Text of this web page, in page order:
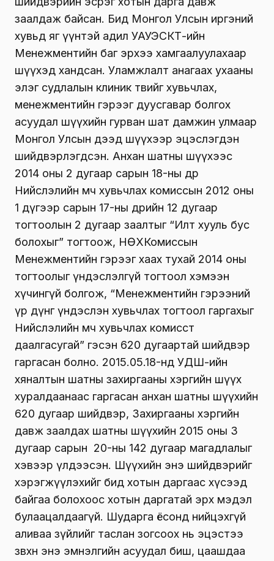
заалдаж байсан. Бид Монгол Улсын иргэний
хувьд яг үүнтэй адил УАУЭСКТ-ийн
Менежментийн баг эрхээ хамгаалуулахаар
шүүхэд хандсан. Уламжлалт анагаах ухааны
элэг судлалын клиник төвийг хувьчлах,
менежментийн гэрээг дуусгавар болгох
асуудал шүүхийн гурван шат дамжин улмаар
Монгол Улсын дээд шүүхээр эцэслэгдэн
шийдвэрлэгдсэн. Анхан шатны шүүхээс
2014 оны 2 дугаар сарын 18-ны өдөр
Нийслэлийн өмч хувьчлах комиссын 2012 оны
1 дүгээр сарын 17-ны өдрийн 12 дугаар
тогтоолын 2 дугаар заалтыг “Илт хууль бус
болохыг” тогтоож, НӨХКомиссын
Менежментийн гэрээг хаах тухай 2014 оны
тогтоолыг үндэслэлгүй тогтоол хэмээн
хүчингүй болгож, “Менежментийн гэрээний
үр дүнг үндэслэн хувьчлах тогтоол гаргахыг
Нийслэлийн өмч хувьчлах комисст
даалгасугай” гэсэн 620 дугаартай шийдвэр
гаргасан болно. 2015.05.18-нд УДШ-ийн
хяналтын шатны захиргааны хэргийн шүүх
хуралдаанаас гаргасан анхан шатны шүүхийн
620 дугаар шийдвэр, Захиргааны хэргийн
давж заалдах шатны шүүхийн 2015 оны 3
дугаар сарын 20-ны 142 дугаар магадлалыг
хэвээр үлдээсэн. Шүүхийн энэ шийдвэрийг
хэрэгжүүлэхийг бид хотын даргаас хүсээд
байгаа болохоос хотын даргатай эрх мэдэл
булаацалдаагүй. Шударга ёсонд нийцэхгүй
аливаа зүйлийг таслан зогсоох нь эцэстээ
зөвхөн энэ эмнэлгийн асуудал биш, цаашдаа